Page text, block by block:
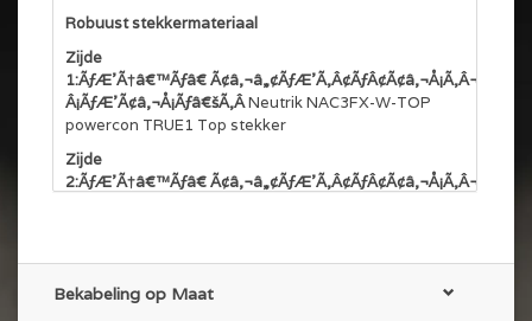
Robuust stekkermateriaal
Zijde
1:ÃƒÆ’Ã†â€™Ãƒâ€
Â¡ÃƒÆ’Ã¢â‚¬Å¡Ãƒâ€šÃ‚ÂNeutrik NAC3FX-W-TOP
powercon TRUE1 Top stekker
Zijde
2:ÃƒÆ’Ã†â€™Ãƒâ€
Deze stekkers zijn koppelbaar met de geel met
zwarte True 1 stekkers, maar niet met de klassieke
blauwe en witte Powercon stekkers.
Bekabeling op Maat